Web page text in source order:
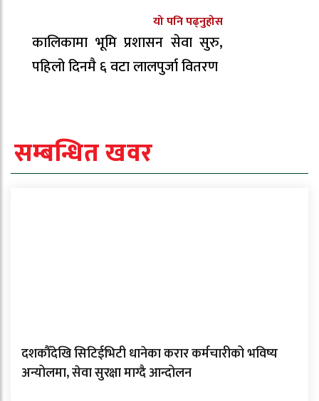
यो पनि पढ्नुहोस
कालिकामा भूमि प्रशासन सेवा सुरु,
पहिलो दिनमै ६ वटा लालपुर्जा वितरण
सम्बन्धित खवर
दशकौँदेखि सिटिईभिटी धानेका करार कर्मचारीको भविष्य
अन्योलमा, सेवा सुरक्षा माग्दै आन्दोलन